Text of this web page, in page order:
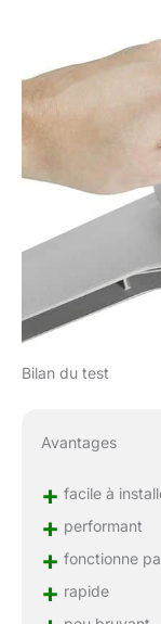
Bilan du test
Avantages
+ facile à
+ performant
+ fonctionne
+ rapide